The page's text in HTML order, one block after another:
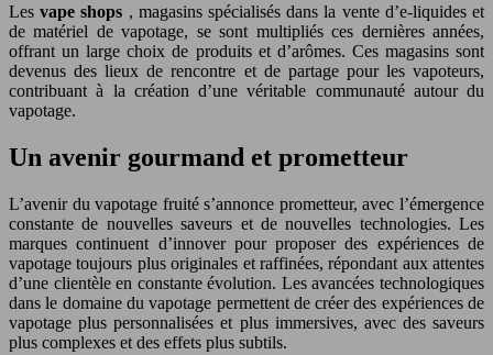
Lesvape shops , magasins spécialisés dans la vente d’e-liquides et
de matériel de vapotage, se sont multipliés ces dernières années,
offrant un large choix de produits et d’arômes. Ces magasins sont
devenus des lieux de rencontre et de partage pour les vapoteurs,
contribuant à la création d’une véritable communauté autour du
vapotage.
Un avenir gourmand et prometteur
L’avenir du vapotage fruité s’annonce prometteur, avec l’émergence
constante de nouvelles saveurs et de nouvelles technologies. Les
marques continuent d’innover pour proposer des expériences de
vapotage toujours plus originales et raffinées, répondant aux attentes
d’une clientèle en constante évolution. Les avancées technologiques
dans le domaine du vapotage permettent de créer des expériences de
vapotage plus personnalisées et plus immersives, avec des saveurs
plus complexes et des effets plus subtils.